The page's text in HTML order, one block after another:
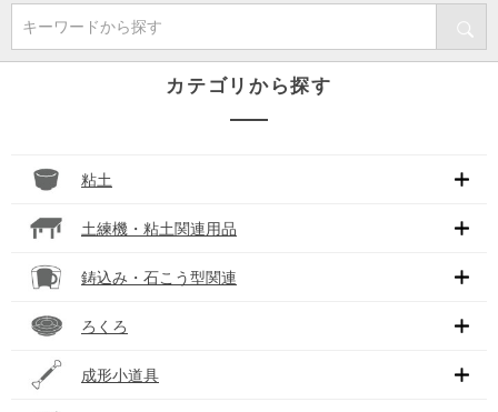
キーワードから探す
カテゴリから探す
粘土
土練機・粘土関連用品
鋳込み・石こう型関連
ろくろ
成形小道具